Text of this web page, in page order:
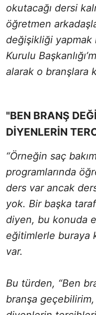
okutacağı dersi
öğretmen
değişikliği yapmak
Kurulu
alarak o branşlara
"BEN BRANŞ
DİYENLERİN
“Örneğin saç
programlarında
ders var ancak
yok. Bir başka
diyen, bu konuda
eğitimlerle buraya
var.
Bu türden, “Ben
branşa